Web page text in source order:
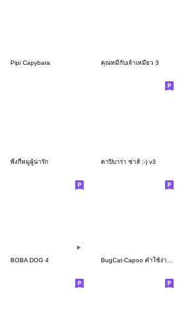
Pipi Capybara คุณหมีกับเจ้าเหมียว 3
พิ้งกี้หมูผู้น่ารัก คาปิบาร่า ซ่าส์ :-) v3
BOBA DOG 4